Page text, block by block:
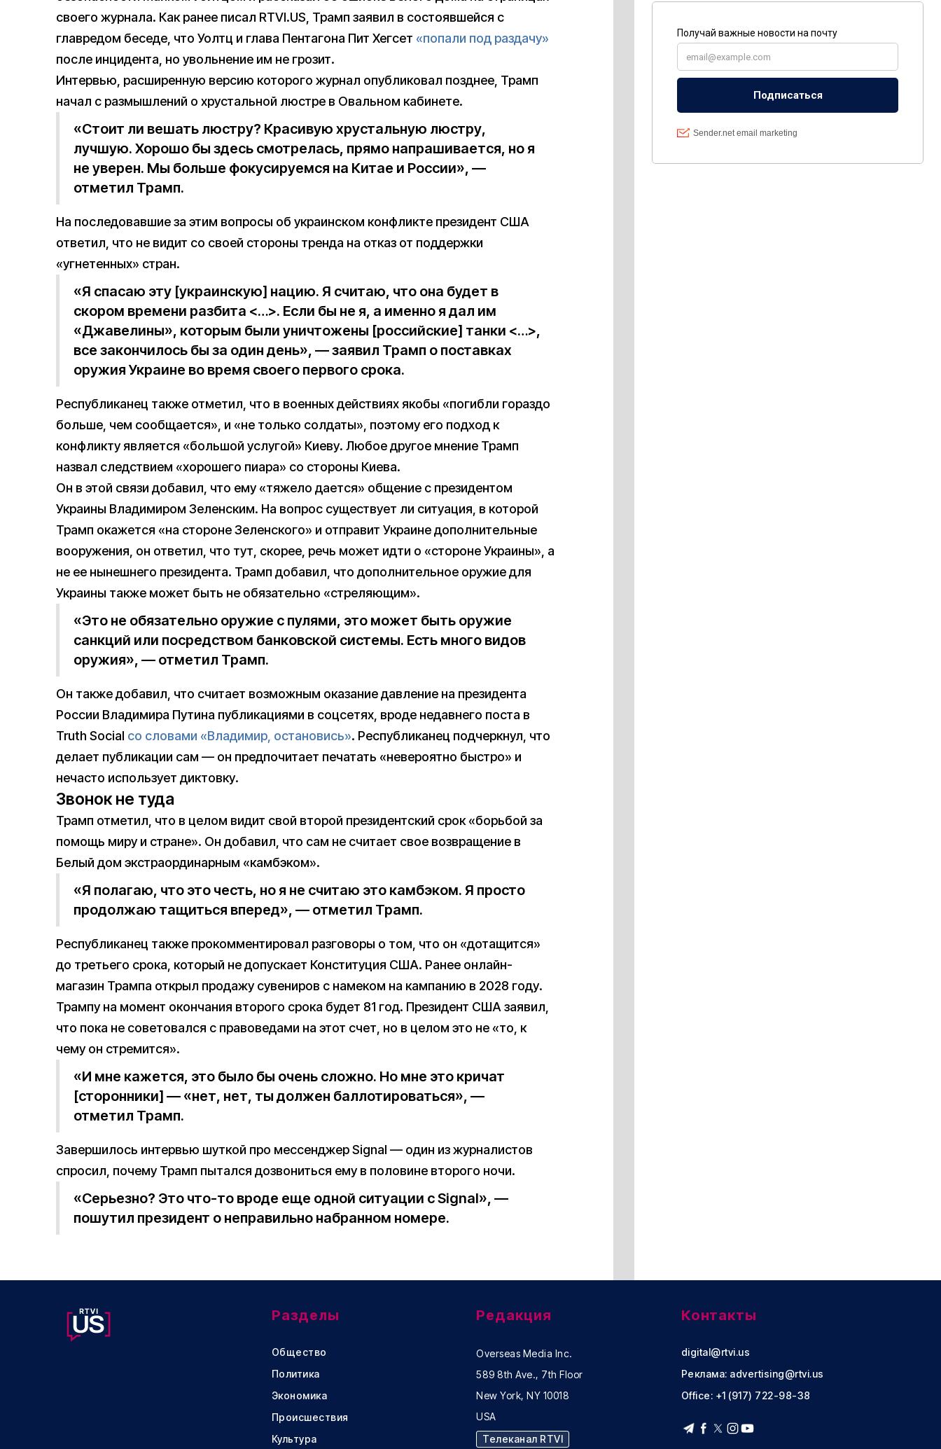
своего журнала. Как ранее писал RTVI.US, Трамп заявил в состоявшейся с
главредом беседе, что Уолтц и глава Пентагона Пит Хегсет «попали под раздачу»
после инцидента, но увольнение им не грозит.
Интервью, расширенную версию которого журнал опубликовал позднее, Трамп
начал с размышлений о хрустальной люстре в Овальном кабинете.
«Стоит ли вешать люстру? Красивую хрустальную люстру,
лучшую. Хорошо бы здесь смотрелась, прямо напрашивается, но я
не уверен. Мы больше фокусируемся на Китае и России», —
отметил Трамп.
На последовавшие за этим вопросы об украинском конфликте президент США
ответил, что не видит со своей стороны тренда на отказ от поддержки
«угнетенных» стран.
«Я спасаю эту [украинскую] нацию. Я считаю, что она будет в
скором времени разбита <…>. Если бы не я, а именно я дал им
«Джавелины», которым были уничтожены [российские] танки <…>,
все закончилось бы за один день», — заявил Трамп о поставках
оружия Украине во время своего первого срока.
Республиканец также отметил, что в военных действиях якобы «погибли гораздо
больше, чем сообщается», и «не только солдаты», поэтому его подход к
конфликту является «большой услугой» Киеву. Любое другое мнение Трамп
назвал следствием «хорошего пиара» со стороны Киева.
Он в этой связи добавил, что ему «тяжело дается» общение с президентом
Украины Владимиром Зеленским. На вопрос существует ли ситуация, в которой
Трамп окажется «на стороне Зеленского» и отправит Украине дополнительные
вооружения, он ответил, что тут, скорее, речь может идти о «стороне Украины», а
не ее нынешнего президента. Трамп добавил, что дополнительное оружие для
Украины также может быть не обязательно «стреляющим».
«Это не обязательно оружие с пулями, это может быть оружие
санкций или посредством банковской системы. Есть много видов
оружия», — отметил Трамп.
Он также добавил, что считает возможным оказание давление на президента
России Владимира Путина публикациями в соцсетях, вроде недавнего поста в
Truth Social со словами «Владимир, остановись». Республиканец подчеркнул, что
делает публикации сам — он предпочитает печатать «невероятно быстро» и
нечасто использует диктовку.
Звонок не туда
Трамп отметил, что в целом видит свой второй президентский срок «борьбой за
помощь миру и стране». Он добавил, что сам не считает свое возвращение в
Белый дом экстраординарным «камбэком».
«Я полагаю, что это честь, но я не считаю это камбэком. Я просто
продолжаю тащиться вперед», — отметил Трамп.
Республиканец также прокомментировал разговоры о том, что он «дотащится»
до третьего срока, который не допускает Конституция США. Ранее онлайн-
магазин Трампа открыл продажу сувениров с намеком на кампанию в 2028 году.
Трампу на момент окончания второго срока будет 81 год. Президент США заявил,
что пока не советовался с правоведами на этот счет, но в целом это не «то, к
чему он стремится».
«И мне кажется, это было бы очень сложно. Но мне это кричат
[сторонники] — «нет, нет, ты должен баллотироваться», —
отметил Трамп.
Завершилось интервью шуткой про мессенджер Signal — один из журналистов
спросил, почему Трамп пытался дозвониться ему в половине второго ночи.
«Серьезно? Это что-то вроде еще одной ситуации с Signal», —
пошутил президент о неправильно набранном номере.
Разделы
Общество
Политика
Экономика
Происшествия
Культура
Редакция
Overseas Media Inc.
589 8th Ave., 7th Floor
New York, NY 10018
USA
Телеканал RTVI
Контакты
digital@rtvi.us
Реклама: advertising@rtvi.us
Office: +1 (917) 722-98-38